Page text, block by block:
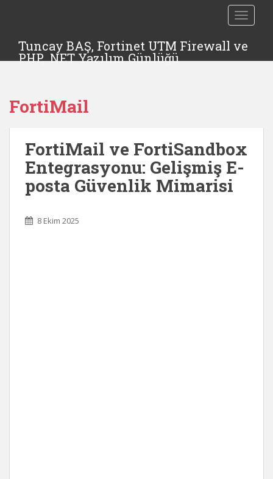
Tuncay BAŞ, Fortinet UTM Firewall ve
PHP, .NET Yazılım Günlüğü
FortiMail
FortiMail ve FortiSandbox
Entegrasyonu: Gelişmiş E-
posta Güvenlik Mimarisi
8 Ekim 2025